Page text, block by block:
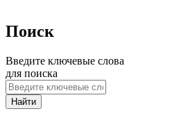
Поиск
Введите ключевые слова
для поиска